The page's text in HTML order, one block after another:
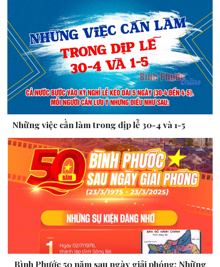
Những việc cần làm trong dịp lễ 30-4 và 1-5
Bình Phước 50 năm sau ngày giải phóng: Những